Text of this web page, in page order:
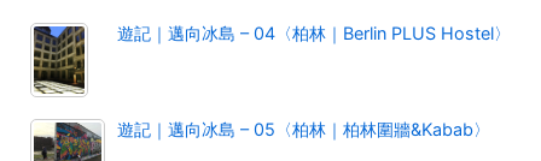
遊記｜邁向冰島 – 04〈柏林｜Berlin PLUS Hostel〉
遊記｜邁向冰島 – 05〈柏林｜柏林圍牆&Kabab〉